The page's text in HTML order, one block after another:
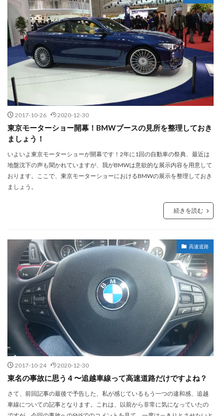
2017-10-26 2020-12-30
東京モーターショー開幕！BMWブースの見所を整理しておき
ましょう！
いよいよ東京モーターショーが開幕です！2年に1回の自動車の祭典、最近は
地盤沈下の声も聞かれていますが、我がBMWは意欲的な展示内容を用意して
おります。ここで、東京モーターショーにおけるBMWの展示を整理しておき
ましょう。
続きを読む
高速道路
2017-10-24 2020-12-30
東名の事故に思う 4 〜追越車線って高速道路だけですよね？
さて、前回記事の最後で予告した、私が感じているもう一つの違和感、追越
車線についての記事となります。これは、以前から非常に気になっていたの